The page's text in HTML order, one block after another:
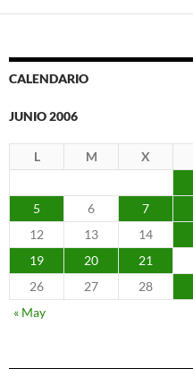
CALENDARIO
JUNIO 2006
L M X
5
6 7
12
13 14
19
20 21
26
27 28
« May